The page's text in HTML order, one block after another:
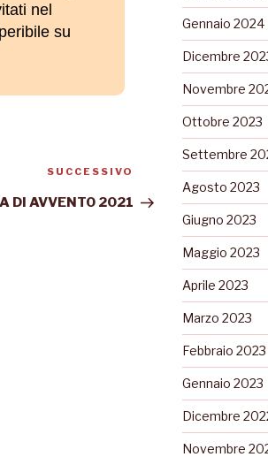
nel
su
SUCCESSIVO
DI AVVENTO 2021
Gennaio 2024
Dicembre
Novembre
Ottobre 2023
Settembre
Agosto 2023
Giugno 2023
Maggio 2023
Aprile 2023
Marzo 2023
Febbraio 2023
Gennaio 2023
Dicembre
Novembre